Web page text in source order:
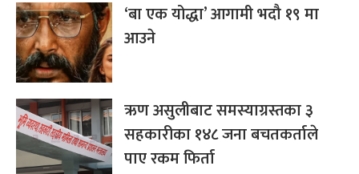
‘बा एक योद्धा’ आगामी भदौ १९ मा
आउने
ऋण असुलीबाट समस्याग्रस्तका ३
सहकारीका १४८ जना बचतकर्ताले
पाए रकम फिर्ता